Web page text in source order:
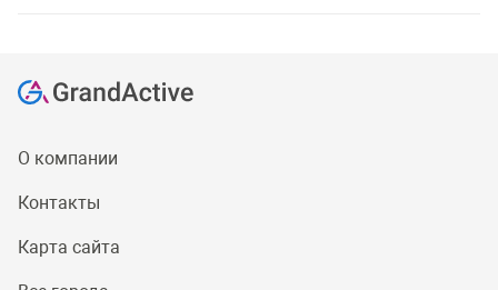
О компании
Контакты
Карта сайта